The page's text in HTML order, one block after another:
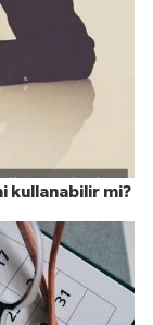
kullanabilir mi?